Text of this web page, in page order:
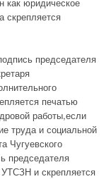
скрепляется
председателя
печатью
работы,если
труда и социальной
Чугуевского
председателя
УТСЗН и скрепляется